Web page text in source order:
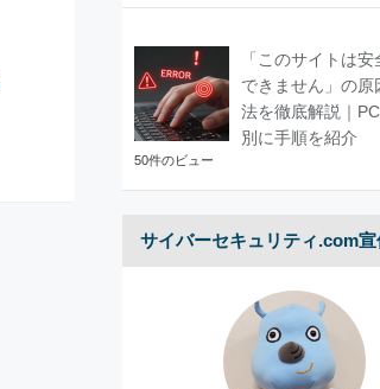
「このサイトは
できません」の原
法を徹底解説｜
別に手順を紹介
50件のビュー
サイバーセキュリティ.com宣